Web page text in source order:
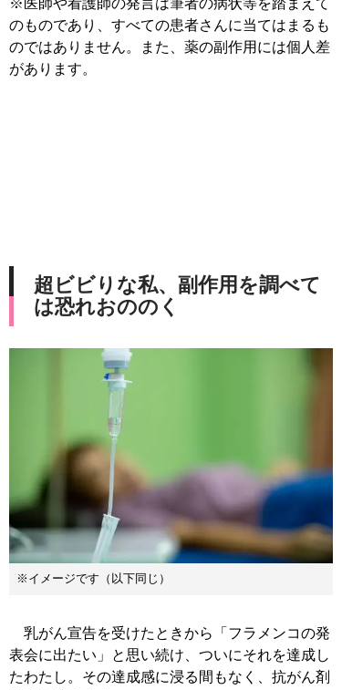
のものであり、すべての患者さんに当てはまるも
のではありません。また、薬の副作用には個人差
があります。
超ビビりな私、副作用を調べて
は恐れおののく
※イメージです（以下同じ）
乳がん宣告を受けたときから「フラメンコの発
表会に出たい」と思い続け、ついにそれを達成し
たわたし。その達成感に浸る間もなく、抗がん剤